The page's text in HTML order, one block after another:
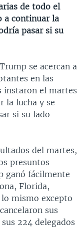
de todo el
a continuar la
pasar si su
se acercan a
en las
instaron el martes
la lucha y se
si su lado
del martes,
presuntos
ganó fácilmente
Florida,
mismo excepto
sus
224 delegados